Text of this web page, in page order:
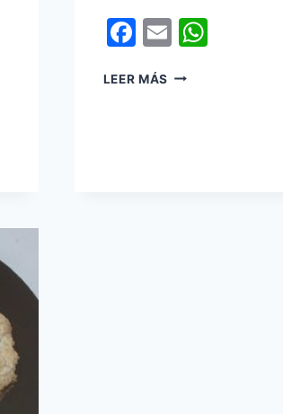
Facebook
Email
LEER MÁS ALMENDRADOS